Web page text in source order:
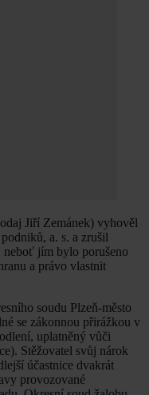
Jiří Zemánek) vyhověl
a. s. a zrušil
neboť jím bylo porušeno
a právo vlastnit
soudu Plzeň-město
se zákonnou přirážkou v
uplatněný vůči
Stěžovatel svůj nárok
účastnice dvakrát
provozované